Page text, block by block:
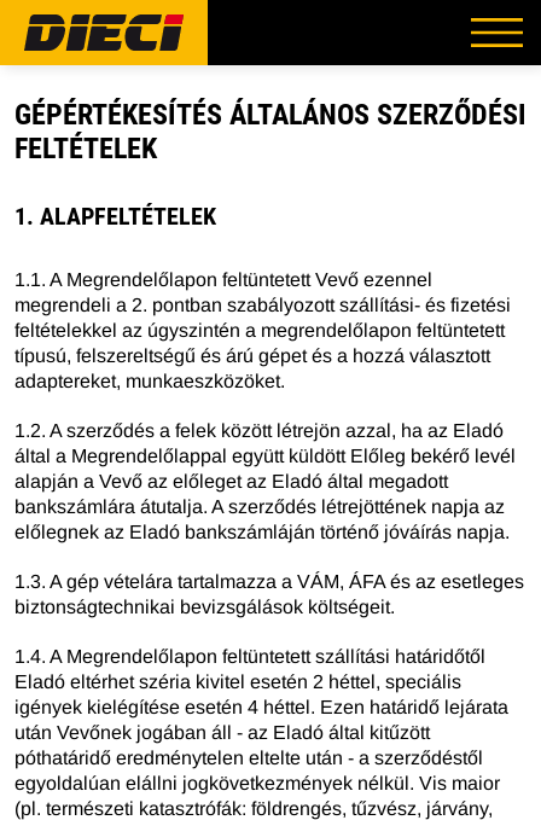
GÉPÉRTÉKESÍTÉS ÁLTALÁNOS SZERZŐDÉSI
FELTÉTELEK
1. ALAPFELTÉTELEK
1.1. A Megrendelőlapon feltüntetett Vevő ezennel
megrendeli a 2. pontban szabályozott szállítási- és fizetési
feltételekkel az úgyszintén a megrendelőlapon feltüntetett
típusú, felszereltségű és árú gépet és a hozzá választott
adaptereket, munkaeszközöket.
1.2. A szerződés a felek között létrejön azzal, ha az Eladó
által a Megrendelőlappal együtt küldött Előleg bekérő levél
alapján a Vevő az előleget az Eladó által megadott
bankszámlára átutalja. A szerződés létrejöttének napja az
előlegnek az Eladó bankszámláján történő jóváírás napja.
1.3. A gép vételára tartalmazza a VÁM, ÁFA és az esetleges
biztonságtechnikai bevizsgálások költségeit.
1.4. A Megrendelőlapon feltüntetett szállítási határidőtől
Eladó eltérhet széria kivitel esetén 2 héttel, speciális
igények kielégítése esetén 4 héttel. Ezen határidő lejárata
után Vevőnek jogában áll - az Eladó által kitűzött
póthatáridő eredménytelen eltelte után - a szerződéstől
egyoldalúan elállni jogkövetkezmények nélkül. Vis maior
(pl. természeti katasztrófák: földrengés, tűzvész, járvány,